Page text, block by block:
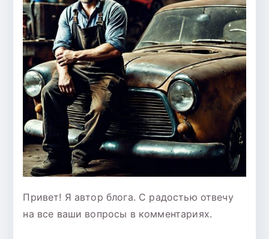
Привет! Я автор блога. С радостью отвечу
на все ваши вопросы в комментариях.